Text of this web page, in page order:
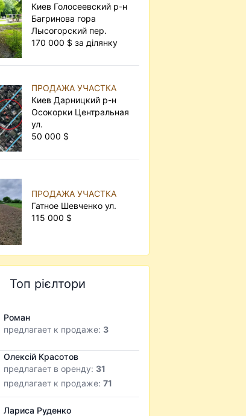
Киев Голосеевский р-н
Багринова гора
Лысогорский пер.
170 000 $ за ділянку
ПРОДАЖА УЧАСТКА
Киев Дарницкий р-н
Осокорки Центральная
ул.
50 000 $
ПРОДАЖА УЧАСТКА
Гатное Шевченко ул.
115 000 $
Топ рієлтори
Роман
предлагает к продаже: 3
Олексій Красотов
предлагает в оренду: 31
предлагает к продаже:71
Лариса Руденко